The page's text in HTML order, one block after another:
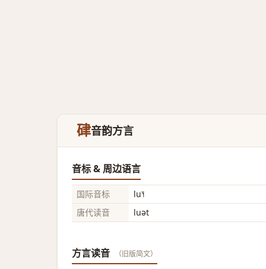
硉音韵方言
音标 & 周边语言
国际音标
lu˥˧
唐代读音
luət
方言读音 （旧版简文）